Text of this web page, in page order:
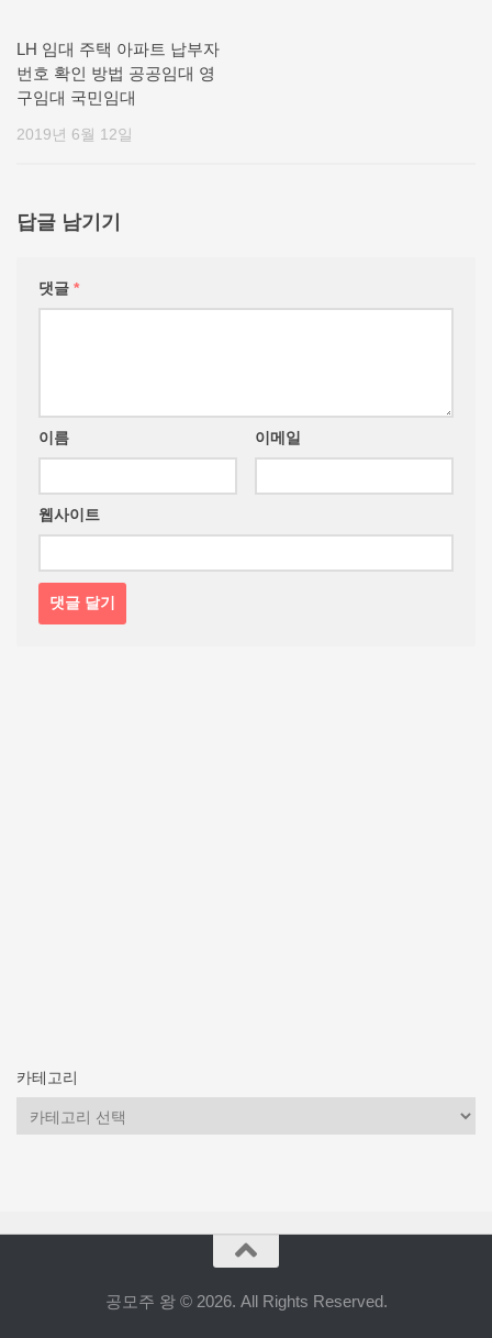
LH 임대 주택 아파트 납부자
번호 확인 방법 공공임대 영
구임대 국민임대
2019년 6월 12일
답글 남기기
댓글 *
이름 이메일
웹사이트
카테고리
카
테
공모주 왕 © 2026. All Rights Reserved.